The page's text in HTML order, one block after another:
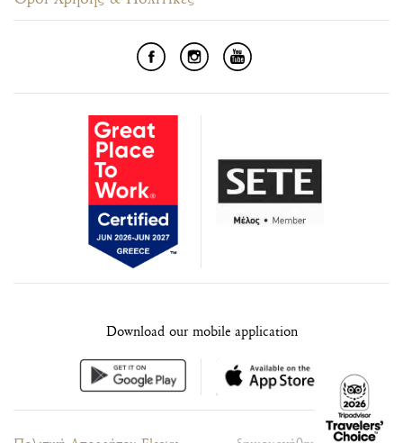
Download our mobile application